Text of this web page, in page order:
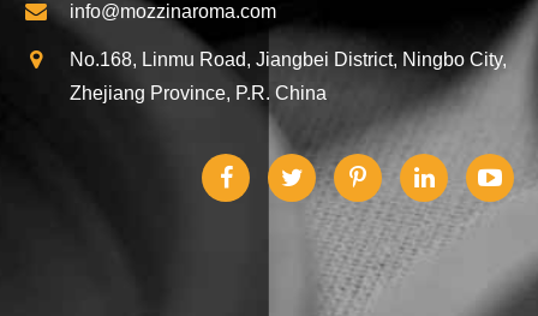
info@mozzinaroma.com
No.168, Linmu Road, Jiangbei District, Ningbo City,
Zhejiang Province, P.R. China